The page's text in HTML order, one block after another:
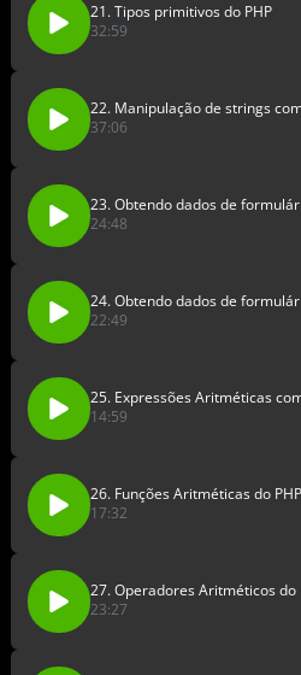
21. Tipos primitivos do PHP
32:59
22. Manipulação de strings
37:06
23. Obtendo dados de
24:48
24. Obtendo dados de
22:49
25. Expressões Aritméticas
14:59
26. Funções Aritméticas do PHP
17:32
27. Operadores Aritméticos do
23:27